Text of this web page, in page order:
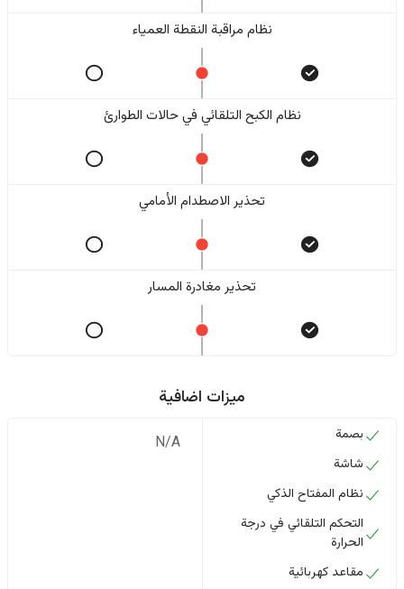
نظام مراقبة النقطة العمياء
نظام الكبح التلقائي في حالات الطوارئ
تحذير الاصطدام الأمامي
تحذير مغادرة المسار
ميزات اضافية
بصمة
شاشة
نظام المفتاح الذكي
التحكم التلقائي في درجة
الحرارة
مقاعد كهربائية
N/A